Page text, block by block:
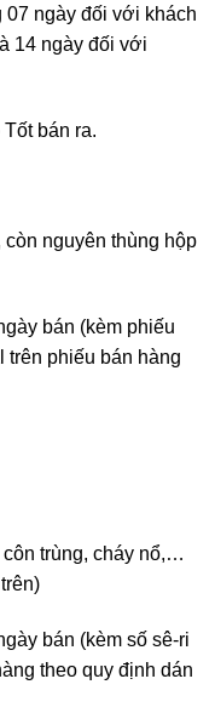
07 ngày đối với khách
14 ngày đối với
bán ra.
nguyên thùng hộp
bán (kèm phiếu
trên phiếu bán hàng
trùng, cháy nổ,…
bán (kèm số sê-ri
theo quy định dán